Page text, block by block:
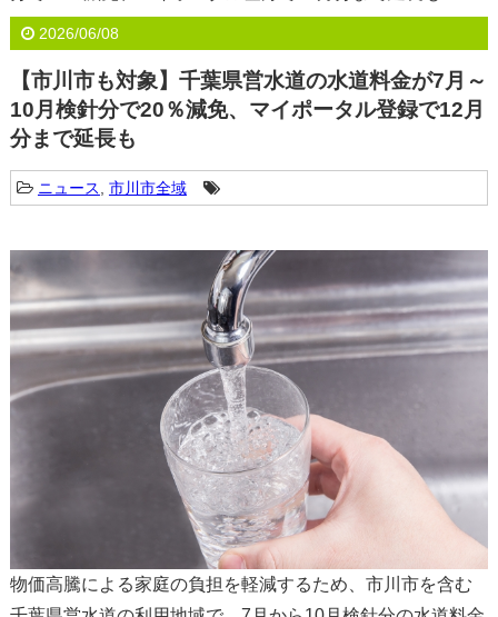
2026/06/08
【市川市も対象】千葉県営水道の水道料金が7月～
10月検針分で20％減免、マイポータル登録で12月
分まで延長も
ニュース 市川市全域
物価高騰による家庭の負担を軽減するため、市川市を含む